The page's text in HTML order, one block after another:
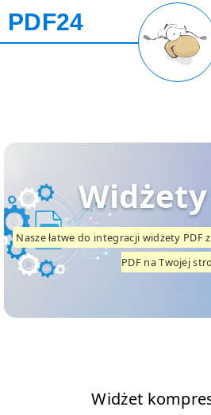
PDF24
Widżety
Nasze łatwe do integracji widżety PDF
PDF na Twojej
Widżet